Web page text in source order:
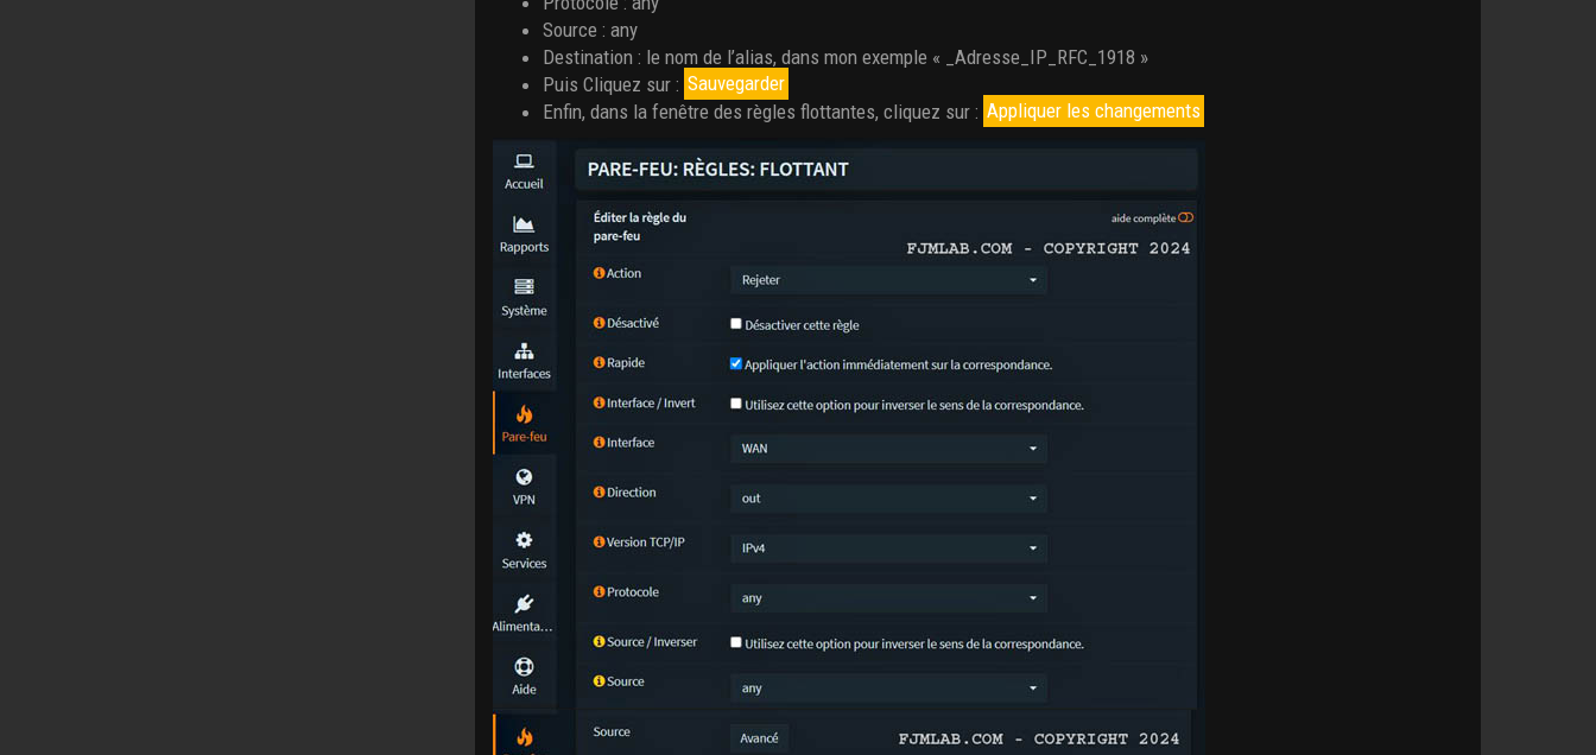
Source : any
Destination : le nom de l’alias, dans mon exemple « _Adresse_IP_RFC_1918 »
Puis Cliquez sur : Sauvegarder
Enfin, dans la fenêtre des règles flottantes, cliquez sur : Appliquer les changements